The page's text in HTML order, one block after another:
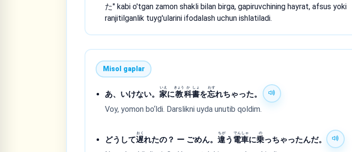
た" kabi o'tgan zamon shakli bilan birga, gapiruvchining hayrat, afsus yoki
ranjitilganlik tuyg'ularini ifodalash uchun ishlatiladi.
Misol gaplar
あ、いけない。家
いえ
に教
きょう
科
か
書
しょ
を忘
わす
れちゃった。
Voy, yomon bo‘ldi. Darslikni uyda unutib qoldim.
どうして遅
おく
れたの？ ー ごめん。違
ちが
う 電
でん
車
しゃ
に乗
の
っちゃったんだ。